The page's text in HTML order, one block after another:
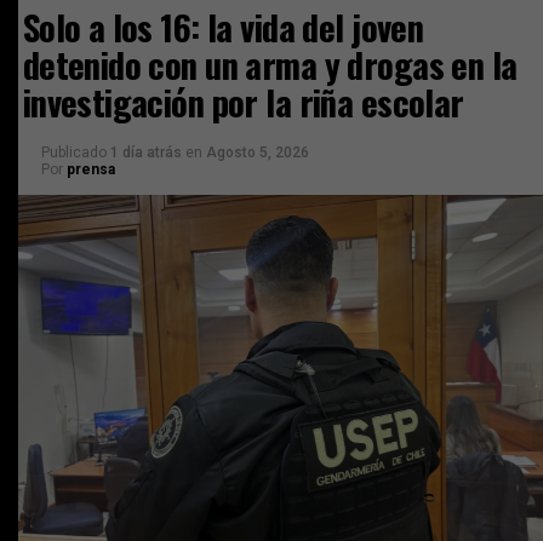
Solo a los 16: la vida del joven
detenido con un arma y drogas en la
investigación por la riña escolar
Publicado 1 día atrás en Agosto 5, 2026
Por prensa